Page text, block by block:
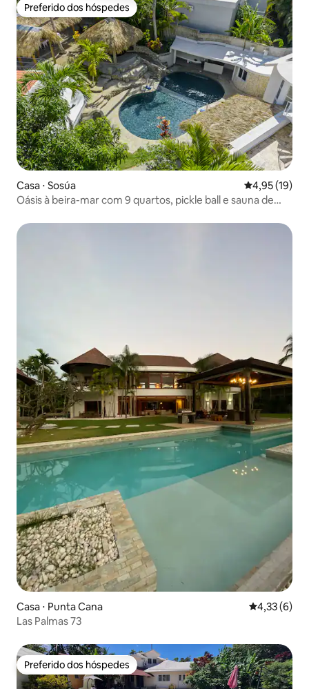
Preferido dos hóspedes
Preferido dos hóspedes
Casa ⋅ Sosúa 4,95 de uma
4,95 (19)
Oásis à beira-mar com 9 quartos, pickle ball e sauna de
Casa ⋅ Punta Cana 4,33 de
4,33 (6)
Las Palmas 73
Preferido dos hóspedes
Preferido dos hóspedes